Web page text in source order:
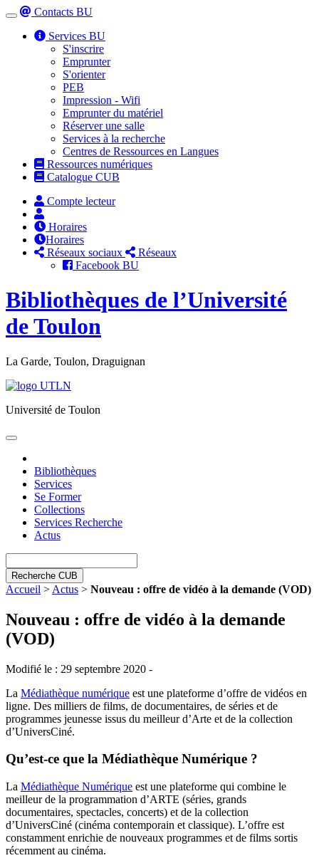
Toggle
navigation
Contacts BU
Services BU
S'inscrire
Emprunter
S'orienter
PEB
Impression - Wifi
Emprunter du matériel
Réserver une salle
Services à la recherche
Centres de Ressources en Langues
Ressources numériques
Catalogue CUB
Compte lecteur
Horaires
Horaires
Réseaux sociaux
Réseaux
Facebook BU
Bibliothèques de l’Université
de Toulon
La Garde, Toulon, Draguignan
Université de Toulon
Toggle
Bibliothèques
Services
Se Former
Collections
Services Recherche
Actus
Recherche CUB
Accueil > Actus > Nouveau : offre de vidéo à la demande (VOD)
Nouveau : offre de vidéo à la demande
(VOD)
Modifié le : 29 septembre 2020 -
La Médiathèque numérique est une plateforme d’offre de vidéos en
ligne. Des milliers de films, de documentaires, de séries et de
programmes jeunesse issus du meilleur d’Arte et de la collection
d’UniversCiné.
Qu’est-ce que la Médiathèque Numérique ?
La Médiathèque Numérique est une plateforme qui combine le
meilleur de la programmation d’ARTE (séries, grands
documentaires, spectacles, concerts) et de la collection
d’UniversCiné (cinéma contemporain et classique). L’offre est
constamment enrichie de nouveaux programmes et de films sortis
récemment au cinéma.